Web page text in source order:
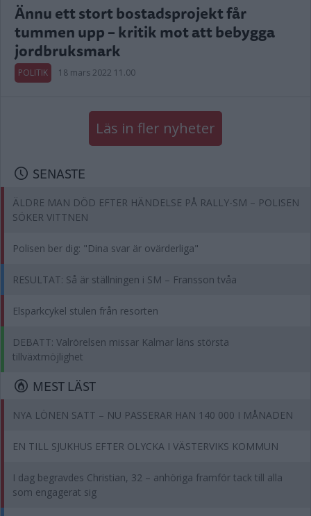
Ännu ett stort bostadsprojekt får
tummen upp – kritik mot att bebygga
jordbruksmark
POLITIK 18 mars 2022 11.00
Läs in fler nyheter
SENASTE
ÄLDRE MAN DÖD EFTER HÄNDELSE PÅ RALLY-SM – POLISEN
SÖKER VITTNEN
Polisen ber dig: "Dina svar är ovärderliga"
RESULTAT: Så är ställningen i SM – Fransson tvåa
Elsparkcykel stulen från resorten
DEBATT: Valrörelsen missar Kalmar läns största
tillväxtmöjlighet
MEST LÄST
NYA LÖNEN SATT – NU PASSERAR HAN 140 000 I MÅNADEN
EN TILL SJUKHUS EFTER OLYCKA I VÄSTERVIKS KOMMUN
I dag begravdes Christian, 32 – anhöriga framför tack till alla
som engagerat sig